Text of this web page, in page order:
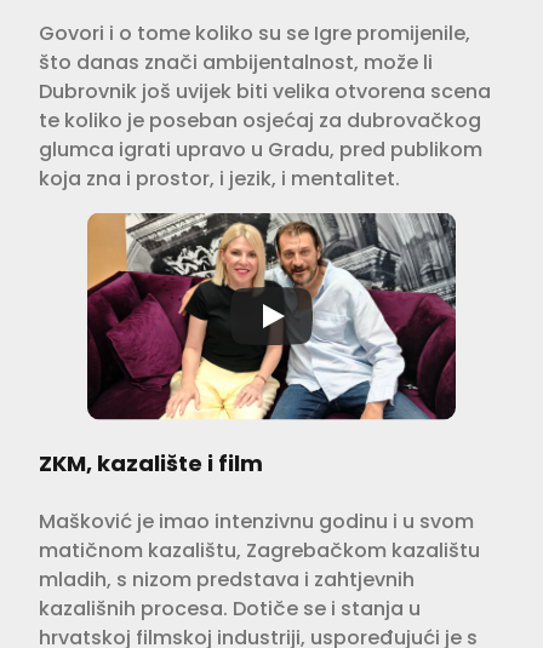
Govori i o tome koliko su se Igre promijenile,
što danas znači ambijentalnost, može li
Dubrovnik još uvijek biti velika otvorena scena
te koliko je poseban osjećaj za dubrovačkog
glumca igrati upravo u Gradu, pred publikom
koja zna i prostor, i jezik, i mentalitet.
ZKM, kazalište i film
Mašković je imao intenzivnu godinu i u svom
matičnom kazalištu, Zagrebačkom kazalištu
mladih, s nizom predstava i zahtjevnih
kazališnih procesa. Dotiče se i stanja u
hrvatskoj filmskoj industriji, uspoređujući je s